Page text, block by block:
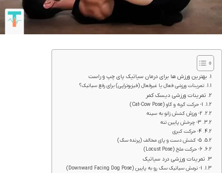
بهترین ورزش ها برای درمان سیاتیک پای چپ و راست
تمرینات ورزشی فعال یا غیرفعال (فیزیوتراپی) برای رفع سیاتیک؟
تمرینات ورزشی دیسک کمر
1- حرکت گربه و گاو (Cat-Cow Pose)
2- ورزش کشش زانو به سینه
3- چرخش پایین تنه
4- حرکت کبری
5- کشش دست و پای مخالف (پرنده سگ)
6- حرکت ملخ (Locust Pose)
تمرینات ورزشی درد سیاتیک
1- نرمش سیاتیک سگ رو به پایین (Downward Facing Dog Pose)